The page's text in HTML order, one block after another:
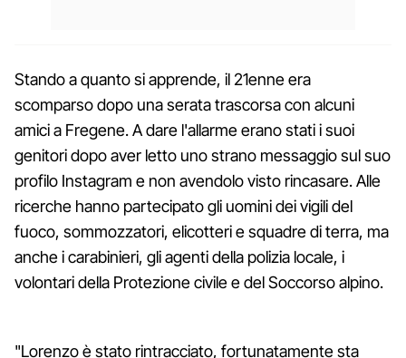
Stando a quanto si apprende, il 21enne era
scomparso dopo una serata trascorsa con alcuni
amici a Fregene. A dare l'allarme erano stati i suoi
genitori dopo aver letto uno strano messaggio sul suo
profilo Instagram e non avendolo visto rincasare. Alle
ricerche hanno partecipato gli uomini dei vigili del
fuoco, sommozzatori, elicotteri e squadre di terra, ma
anche i carabinieri, gli agenti della polizia locale, i
volontari della Protezione civile e del Soccorso alpino.
"Lorenzo è stato rintracciato, fortunatamente sta